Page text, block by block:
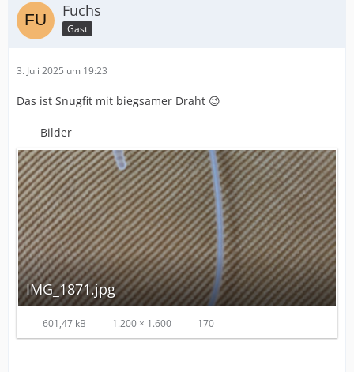
Fuchs
Gast
3. Juli 2025 um 19:23
Das ist Snugfit mit biegsamer Draht 😉
Bilder
IMG_1871.jpg
601,47 kB 1.200 × 1.600 170